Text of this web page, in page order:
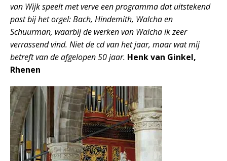
van Wijk speelt met verve een programma dat uitstekend
past bij het orgel: Bach, Hindemith, Walcha en
Schuurman, waarbij de werken van Walcha ik zeer
verrassend vind. Niet de cd van het jaar, maar wat mij
betreft van de afgelopen 50 jaar. Henk van Ginkel,
Rhenen